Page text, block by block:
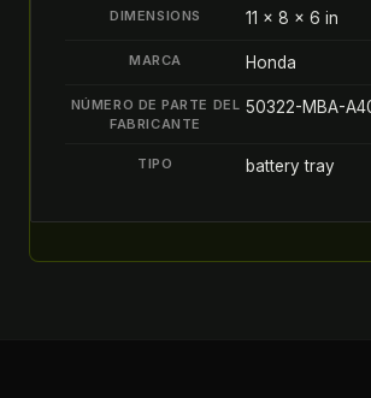
quantityDIMENSIONS 11 × 8 × 6 in
MARCA Honda
NÚMERO DE PARTE DEL
FABRICANTE
50322-MBA-
TIPO battery tray